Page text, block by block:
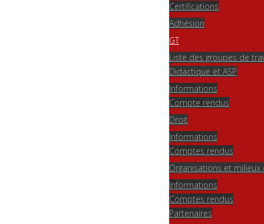
Certifications
Adhésion
GT
Liste des groupes de
Didactique et ASP
Informations
Compte rendus
Droit
Informations
Comptes rendus
Organisations et
Informations
Comptes rendus
Partenaires